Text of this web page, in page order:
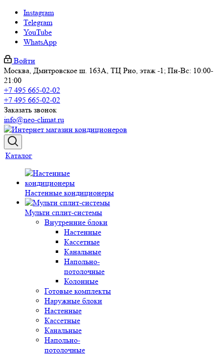
Instagram
Telegram
YouTube
WhatsApp
Войти
Москва, Дмитровское ш. 163А, ТЦ Рио, этаж -1; Пн-Вс: 10:00-
21:00
+7 495 665-02-02
+7 495 665-02-02
Заказать звонок
info@neo-climat.ru
Каталог
Настенные кондиционеры
Мульти сплит-системы
Внутренние блоки
Настенные
Кассетные
Канальные
Напольно-
потолочные
Колонные
Готовые комплекты
Наружные блоки
Настенные
Кассетные
Канальные
Напольно-
потолочные